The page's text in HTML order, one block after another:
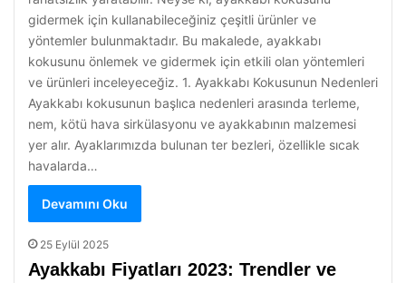
gidermek için kullanabileceğiniz çeşitli ürünler ve
yöntemler bulunmaktadır. Bu makalede, ayakkabı
kokusunu önlemek ve gidermek için etkili olan yöntemleri
ve ürünleri inceleyeceğiz. 1. Ayakkabı Kokusunun Nedenleri
Ayakkabı kokusunun başlıca nedenleri arasında terleme,
nem, kötü hava sirkülasyonu ve ayakkabının malzemesi
yer alır. Ayaklarımızda bulunan ter bezleri, özellikle sıcak
havalarda…
Devamını Oku
25 Eylül 2025
Ayakkabı Fiyatları 2023: Trendler ve